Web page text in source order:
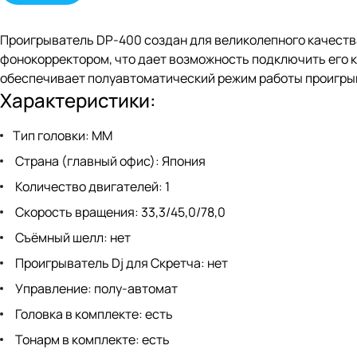
Проигрыватель DP-400 создан для великолепного
фонокорректором, что дает возможность подключить
обеспечивает полуавтоматический режим работы
Характеристики:
Тип головки: MM
Страна (главный офис): Япония
Количество двигателей: 1
Скорость вращения: 33,3/45,0/78,0
Съёмный шелл: нет
Проигрыватель Dj для Скретча: нет
Управление: полу-автомат
Головка в комплекте: есть
Тонарм в комплекте: есть